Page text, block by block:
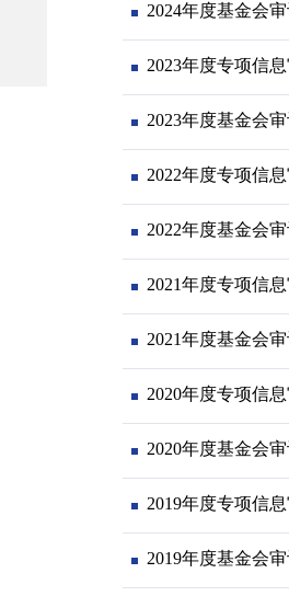
2024年度基金会
2023年度专项信
2023年度基金会
2022年度专项信
2022年度基金会
2021年度专项信
2021年度基金会
2020年度专项信
2020年度基金会
2019年度专项信
2019年度基金会